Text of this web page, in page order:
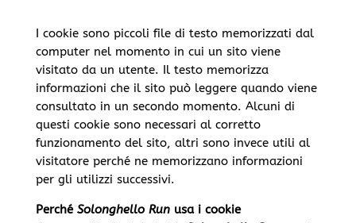
I cookie sono piccoli file di testo memorizzati dal
computer nel momento in cui un sito viene
visitato da un utente. Il testo memorizza
informazioni che il sito può leggere quando viene
consultato in un secondo momento. Alcuni di
questi cookie sono necessari al corretto
funzionamento del sito, altri sono invece utili al
visitatore perché ne memorizzano informazioni
per gli utilizzi successivi.
Perché Solonghello Runusa i cookie